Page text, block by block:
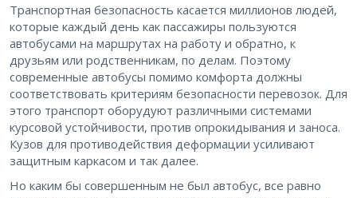
Транспортная безопасность касается миллионов людей,
которые каждый день как пассажиры пользуются
автобусами на маршрутах на работу и обратно, к
друзьям или родственникам, по делам. Поэтому
современные автобусы помимо комфорта должны
соответствовать критериям безопасности перевозок. Для
этого транспорт оборудуют различными системами
курсовой устойчивости, против опрокидывания и заноса.
Кузов для противодействия деформации усиливают
защитным каркасом и так далее.
Но каким бы совершенным не был автобус, все равно